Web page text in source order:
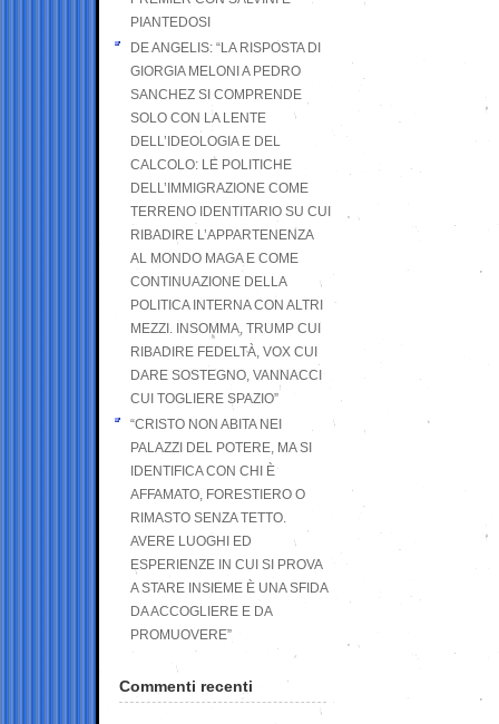
PIANTEDOSI
DE ANGELIS: “LA RISPOSTA DI
GIORGIA MELONI A PEDRO
SANCHEZ SI COMPRENDE
SOLO CON LA LENTE
DELL’IDEOLOGIA E DEL
CALCOLO: LE POLITICHE
DELL’IMMIGRAZIONE COME
TERRENO IDENTITARIO SU CUI
RIBADIRE L’APPARTENENZA
AL MONDO MAGA E COME
CONTINUAZIONE DELLA
POLITICA INTERNA CON ALTRI
MEZZI. INSOMMA, TRUMP CUI
RIBADIRE FEDELTÀ, VOX CUI
DARE SOSTEGNO, VANNACCI
CUI TOGLIERE SPAZIO”
“CRISTO NON ABITA NEI
PALAZZI DEL POTERE, MA SI
IDENTIFICA CON CHI È
AFFAMATO, FORESTIERO O
RIMASTO SENZA TETTO.
AVERE LUOGHI ED
ESPERIENZE IN CUI SI PROVA
A STARE INSIEME È UNA SFIDA
DA ACCOGLIERE E DA
PROMUOVERE”
Commenti recenti